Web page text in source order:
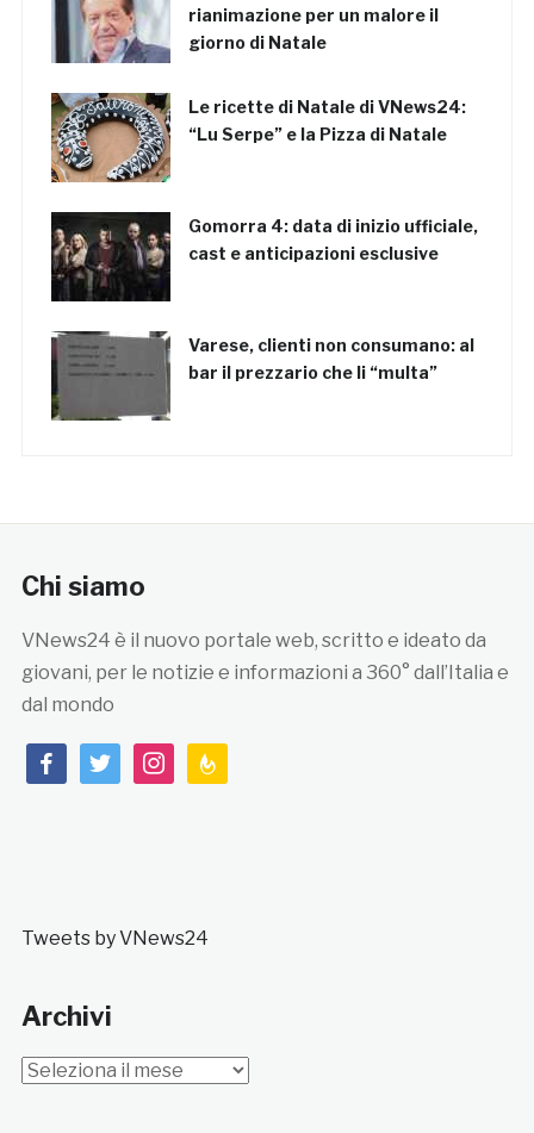
rianimazione per un malore il
giorno di Natale
Le ricette di Natale di VNews24:
“Lu Serpe” e la Pizza di Natale
Gomorra 4: data di inizio ufficiale,
cast e anticipazioni esclusive
Varese, clienti non consumano: al
bar il prezzario che li “multa”
Chi siamo
VNews24 è il nuovo portale web, scritto e ideato da
giovani, per le notizie e informazioni a 360° dall’Italia e
dal mondo
facebooktwitterinstagramfeedburner
Tweets by VNews24
Archivi
Archivi